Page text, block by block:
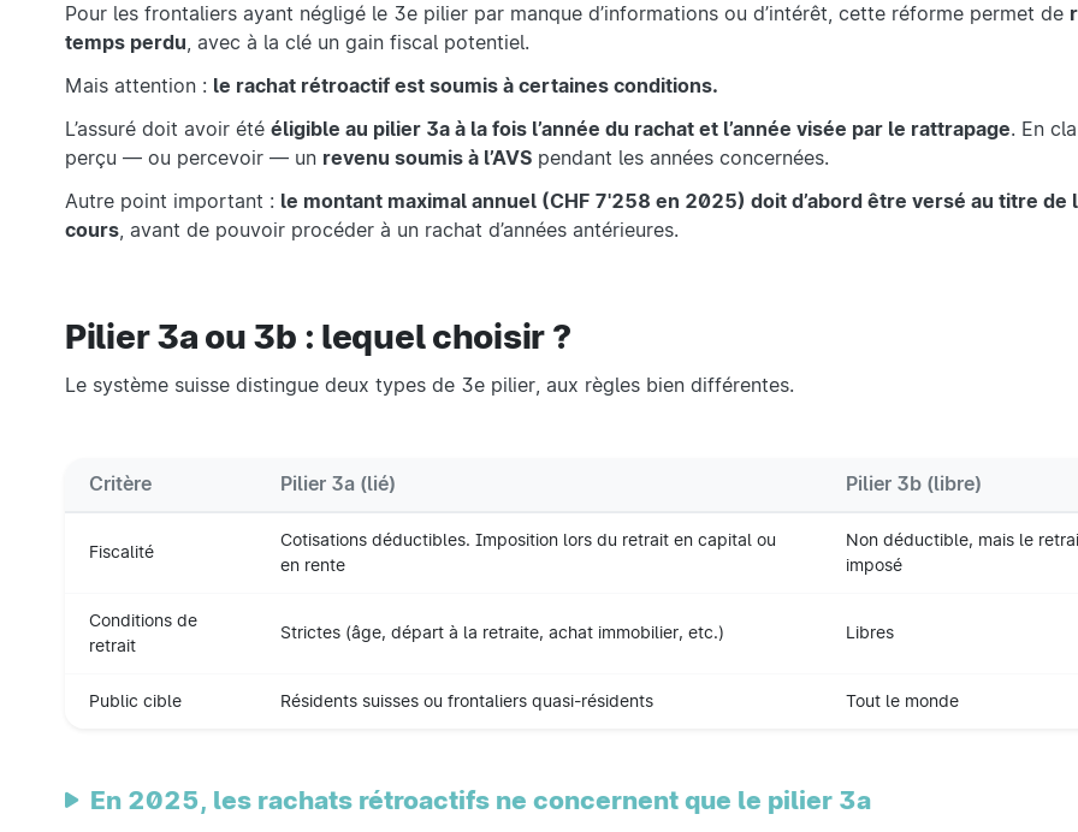
Pour les frontaliers ayant négligé le 3e pilier par manque d’informations ou d’intérêt, cette réforme permet de
temps perdu, avec à la clé un gain fiscal potentiel.
Mais attention : le rachat rétroactif est soumis à certaines conditions.
L’assuré doit avoir été éligible au pilier 3a à la fois l’année du rachat et l’année visée par le rattrapage. En
perçu — ou percevoir — un revenu soumis à l’AVS pendant les années concernées.
Autre point important : le montant maximal annuel (CHF 7'258 en 2025) doit d’abord être versé au titre de
cours, avant de pouvoir procéder à un rachat d’années antérieures.
Pilier 3a ou 3b : lequel choisir ?
Le système suisse distingue deux types de 3e pilier, aux règles bien différentes.
Critère Pilier 3a (lié) Pilier 3b (libre)
Fiscalité
Cotisations déductibles. Imposition lors du retrait en capital ou
en rente
Non déductible, mais le
imposé
Conditions de
retrait
Strictes (âge, départ à la retraite, achat immobilier, etc.) Libres
Public cible Résidents suisses ou frontaliers quasi-résidents Tout le monde
En 2025, les rachats rétroactifs ne concernent que le pilier 3a